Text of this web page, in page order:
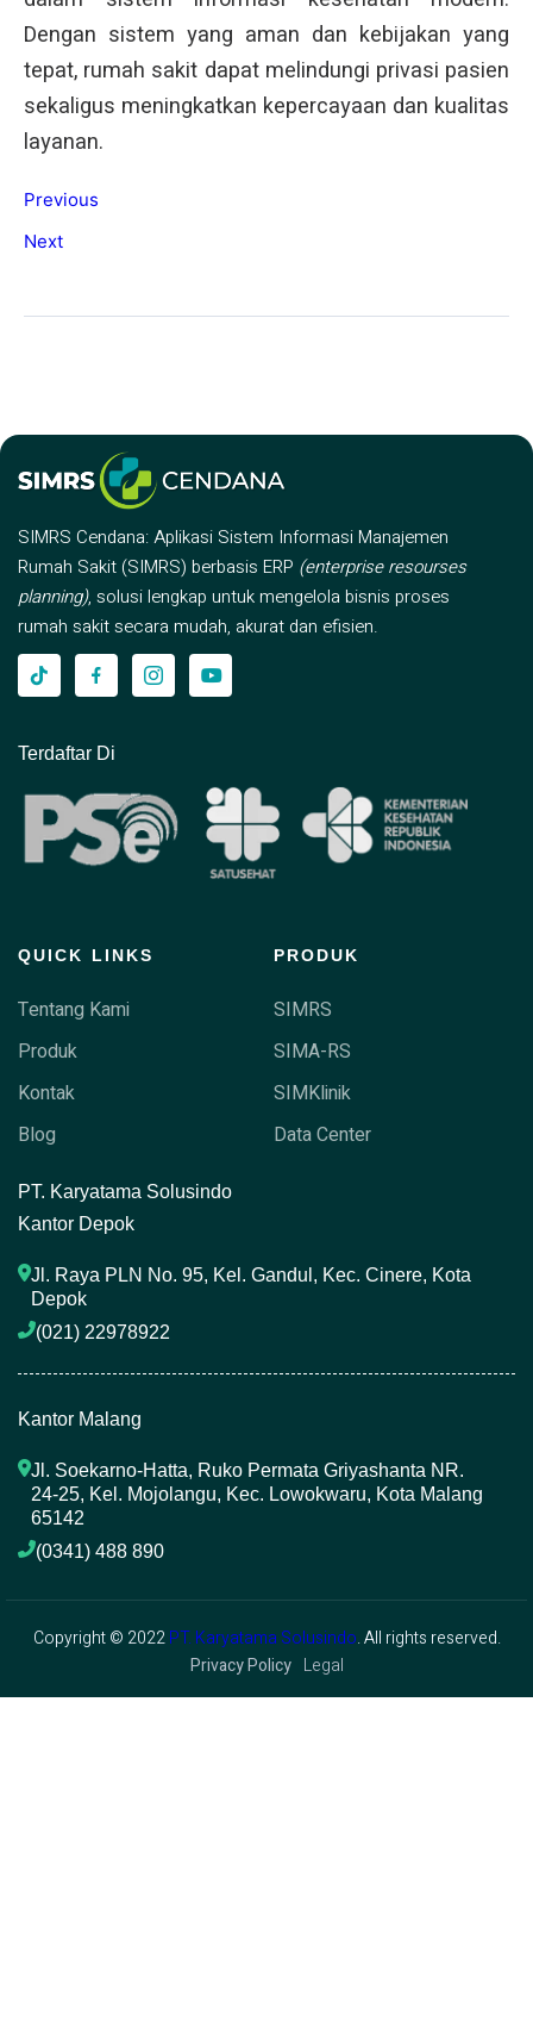
Dengan sistem yang aman dan kebijakan yang
tepat, rumah sakit dapat melindungi privasi pasien
sekaligus meningkatkan kepercayaan dan kualitas
layanan.
Previous
Next
SIMRS Cendana: Aplikasi Sistem Informasi Manajemen
Rumah Sakit (SIMRS) berbasis ERP (enterprise resourses
planning), solusi lengkap untuk mengelola bisnis proses
rumah sakit secara mudah, akurat dan efisien.
Terdaftar Di
QUICK LINKS
Tentang Kami
Produk
Kontak
Blog
PRODUK
SIMRS
SIMA-RS
SIMKlinik
Data Center
PT. Karyatama Solusindo
Kantor Depok
Jl. Raya PLN No. 95, Kel. Gandul, Kec. Cinere, Kota
Depok
(021) 22978922
Kantor Malang
Jl. Soekarno-Hatta, Ruko Permata Griyashanta NR.
24-25, Kel. Mojolangu, Kec. Lowokwaru, Kota Malang
65142
(0341) 488 890
Copyright © 2022PT. Karyatama Solusindo. All rights reserved.
Privacy Policy Legal